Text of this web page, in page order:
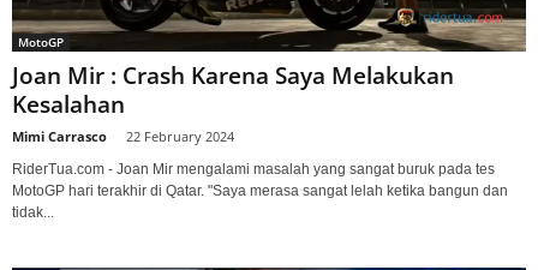
MotoGP
Joan Mir : Crash Karena Saya Melakukan
Kesalahan
Mimi Carrasco 22 February 2024
RiderTua.com - Joan Mir mengalami masalah yang sangat buruk pada tes
MotoGP hari terakhir di Qatar. "Saya merasa sangat lelah ketika bangun dan
tidak...